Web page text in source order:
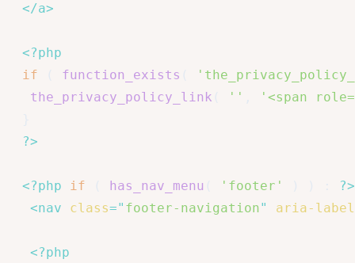
</a>
<?php
if
function_exists
the_privacy_policy_link
''
'<span
?>
<?php if has_nav_menu 'footer'
?>
<nav class=" footer-navigation" aria-label
<?php